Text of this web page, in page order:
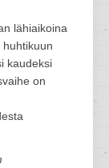
lähiaikoina
kaudeksi
on